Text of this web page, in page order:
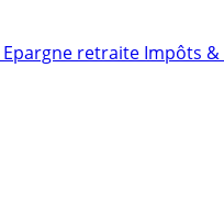
Epargne retraite Impôts &